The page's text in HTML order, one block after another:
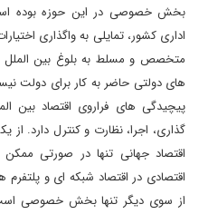
بخش خصوصی در این حوزه بوده
اداری کشور، تمایلی به واگذاری
متخصص و مسلط به بلوغ بین الملل
های دولتی حاضر به کار برای دولت
پیچیدگی های فراروی اقتصاد بین
گذاری، اجرا، نظارت و کنترل دارد. از
اقتصاد جهانی تنها در صورتی
اقتصادی در اقتصاد شبکه ای و
از سوی دیگر تنها بخش خصوصی است